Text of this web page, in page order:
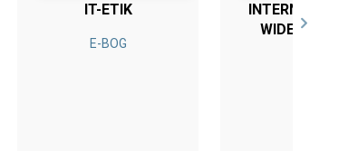
IT-ETIK
E-BOG
INTERNET,
WIDE WEB